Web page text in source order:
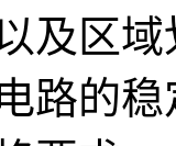
及区
路的